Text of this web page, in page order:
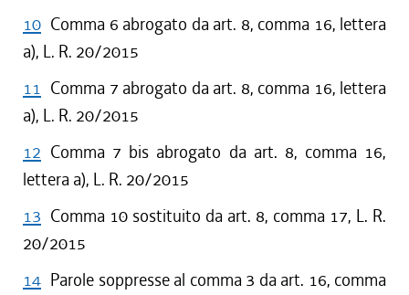
10 Comma 6 abrogato da art. 8, comma 16, lettera
a), L. R. 20/2015
11 Comma 7 abrogato da art. 8, comma 16, lettera
a), L. R. 20/2015
12 Comma 7 bis abrogato da art. 8, comma 16,
lettera a), L. R. 20/2015
13 Comma 10 sostituito da art. 8, comma 17, L. R.
20/2015
14 Parole soppresse al comma 3 da art. 16, comma